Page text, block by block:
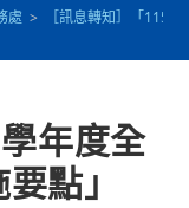
處 > ［訊息轉知］「115
年度全
點」